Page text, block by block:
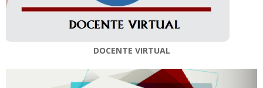
DOCENTE VIRTUAL